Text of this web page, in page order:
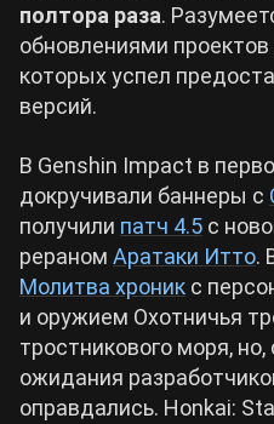
полтора раза.
обновлениями
которых успел
версий.
В Genshin Impact в
докручивали баннеры с
получили патч 4.5 с
рераном Аратаки Итто.
Молитва хроник с
и оружием Охотничья
тростникового моря,
ожидания
оправдались. Honkai: